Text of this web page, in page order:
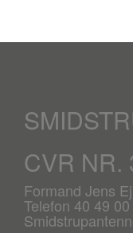
CVR NR.
Formand Jens
Telefon 40 49